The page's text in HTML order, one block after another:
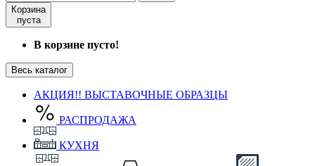
Корзина
пуста
В корзине пусто!
Весь каталог
АКЦИЯ!! ВЫСТАВОЧНЫЕ ОБРАЗЦЫ
РАСПРОДАЖА
КУХНЯ